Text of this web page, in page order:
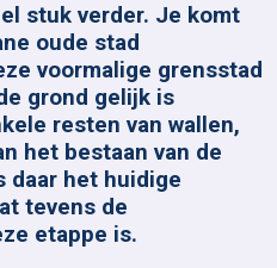
stuk verder. Je komt
oude stad
voormalige grensstad
grond gelijk is
resten van wallen,
het bestaan van de
daar het huidige
tevens de
etappe is.